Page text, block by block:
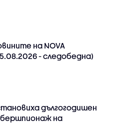
на NOVA
- следобедна)
дългогодишен
на